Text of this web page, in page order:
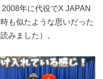
年に代役でX JAPAN
も似たような思いだった
みました）。